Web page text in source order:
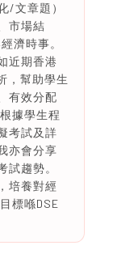
/文章題）
市場結
濟時事。
近期香港
，幫助學生
有效分配
據學生程
考試及詳
亦會分享
趨勢。
培養對經
標喺DSE